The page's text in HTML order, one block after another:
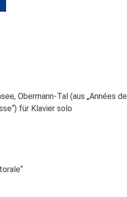
Obermann-Tal (aus „Années de
für Klavier solo